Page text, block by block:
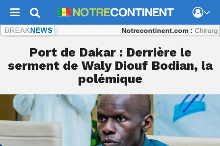
Notrecontinent.com : Chirurgie
Port de Dakar : Derrière le
serment de Waly Diouf Bodian, la
polémique